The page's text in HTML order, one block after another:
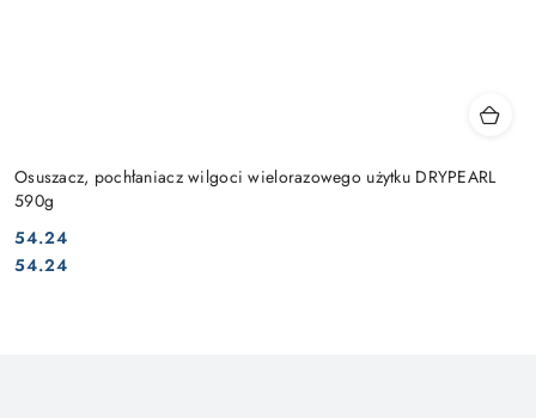
Osuszacz, pochłaniacz wilgoci wielorazowego użytku DRYPEARL
590g
Cena:
54.24
Cena:
54.24